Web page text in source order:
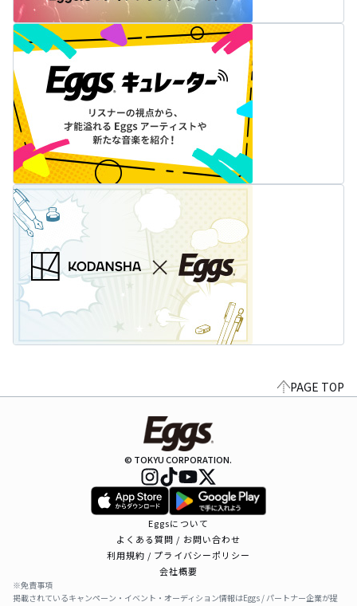
PAGE TOP
© TOKYU CORPORATION.
Eggsについて
よくある質問 / お問い合わせ
利用規約 / プライバシーポリシー
会社概要
※免責事項
掲載されているキャンペーン・イベント・オーディション情報はEggs / パートナー企業が提